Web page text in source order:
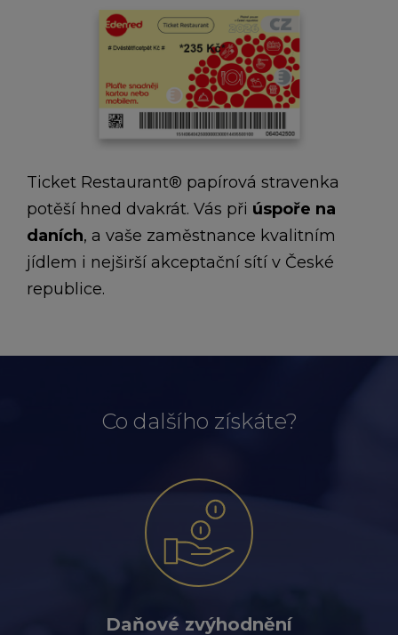
Ticket Restaurant® papírová stravenka
potěší hned dvakrát. Vás při úspoře na
daních, a vaše zaměstnance kvalitním
jídlem i nejširší akceptační sítí v České
republice.
Co dalšího získáte?
Daňové zvýhodnění